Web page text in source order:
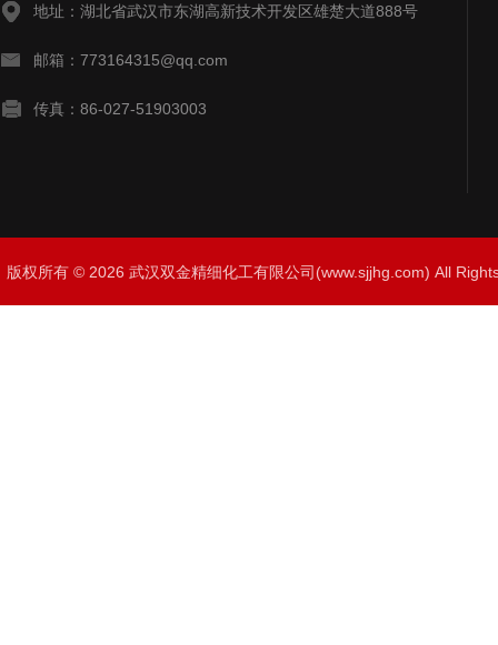
地址：湖北省武汉市东湖高新技术开发区雄楚大道888号
邮箱：773164315@qq.com
传真：86-027-51903003
版权所有 © 2026 武汉双金精细化工有限公司(www.sjjhg.com) All